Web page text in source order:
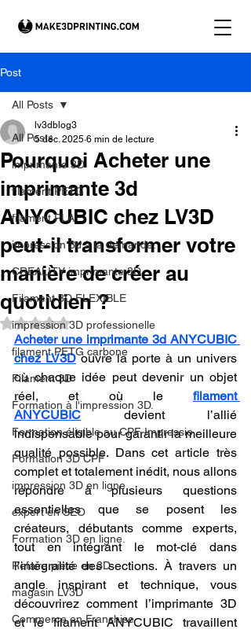
Post
All Posts
imprimante 3D
filament PETG
filament PLA
impression 3d à la demande.
CREALITY imprimante 3D
Filament 3D FLEXIBLE
impression 3D professionelle
filament PETG carbone
Filament 3D
Formation à l'impression 3D.
Formation éligible au CPF Impressio
Formation 3D CPF
impression 3D en ligne
expert en SEO
Formation 3D en ligne.
Refaire piece en 3D
magasin LV3D
Commerce en Franchise
All Posts
Pourquoi Acheter une
imprimante 3d
ANYCUBIC chez LV3D
peut-il transformer votre
manière de créer au
quotidien ?
lv3dblog3
5 déc. 2025 6 min de lecture
Noté NaN étoiles sur 5.
Acheter une imprimante 3d ANYCUBIC
chez LV3D ouvre la porte à un univers
où chaque idée peut devenir un objet
réel, et où le filament
ANYCUBIC devient l’allié
indispensable pour garantir la meilleure
qualité possible. Dans cet article très
complet et totalement inédit, nous allons
répondre à plusieurs questions
essentielles que se posent les
créateurs, débutants comme experts,
tout en intégrant le mot-clé dans
l’intégralité des sections. À travers un
angle inspirant et technique, vous
découvrirez comment l’imprimante 3D
et le filament ANYCUBIC travaillent